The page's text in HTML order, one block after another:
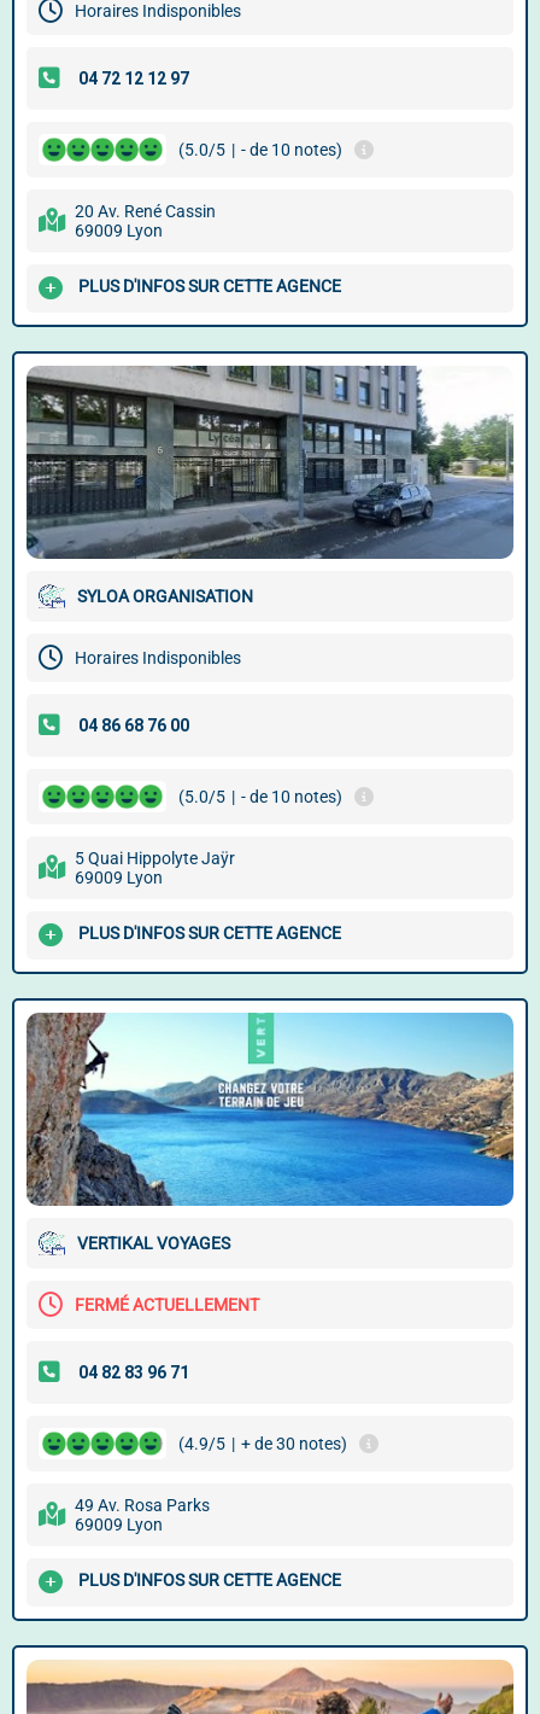
Horaires Indisponibles
(5.0/5 | - de 10 notes)
20 Av. René Cassin
69009 Lyon
PLUS D'INFOS SUR CETTE AGENCE
SYLOA ORGANISATION
Horaires Indisponibles
(5.0/5 | - de 10 notes)
5 Quai Hippolyte Jaÿr
69009 Lyon
PLUS D'INFOS SUR CETTE AGENCE
VERTIKAL VOYAGES
FERMÉ ACTUELLEMENT
(4.9/5 | + de 30 notes)
49 Av. Rosa Parks
69009 Lyon
PLUS D'INFOS SUR CETTE AGENCE